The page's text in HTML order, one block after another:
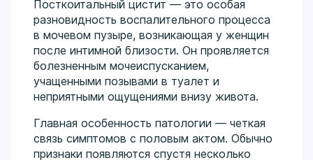
Посткоитальный цистит — это особая
разновидность воспалительного процесса
в мочевом пузыре, возникающая у женщин
после интимной близости. Он проявляется
болезненным мочеиспусканием,
учащенными позывами в туалет и
неприятными ощущениями внизу живота.
Главная особенность патологии — четкая
связь симптомов с половым актом. Обычно
признаки появляются спустя несколько